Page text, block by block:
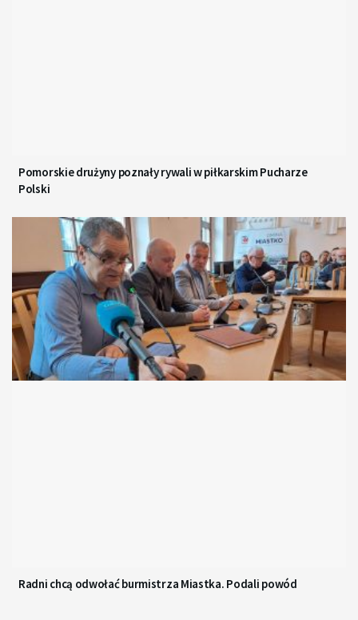
Pomorskie drużyny poznały rywali w piłkarskim Pucharze
Polski
Radni chcą odwołać burmistrza Miastka. Podali powód